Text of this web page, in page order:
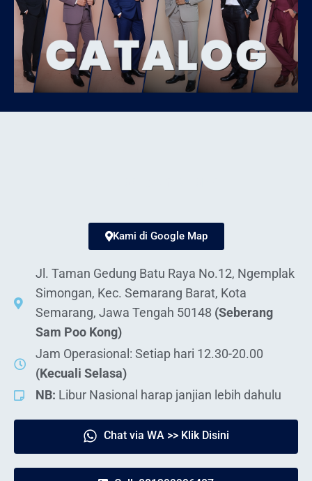
Kami di Google Map
Jl. Taman Gedung Batu Raya No.12, Ngemplak
Simongan, Kec. Semarang Barat, Kota
Semarang, Jawa Tengah 50148 (Seberang
Sam Poo Kong)
Jam Operasional: Setiap hari 12.30-20.00
(Kecuali Selasa)
NB: Libur Nasional harap janjian lebih dahulu
Chat via WA >> Klik Disini